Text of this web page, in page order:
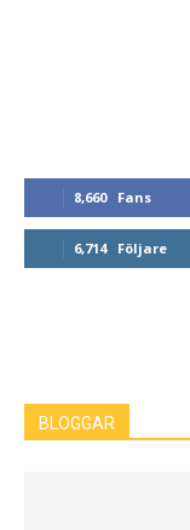
8,660 Fans
6,714 Följare
BLOGGAR